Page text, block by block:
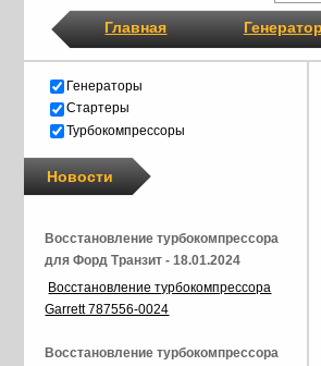
Главная
Генераторы
Стартеры
Турбокомпрессоры
Новости
Восстановление турбокомпрессора
для Форд Транзит - 18.01.2024
Восстановление турбокомпрессора
Garrett 787556-0024
Восстановление турбокомпрессора